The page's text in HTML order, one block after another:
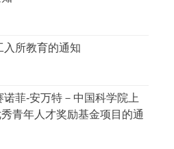
入所教育的通知
菲-安万特－中国科学院上
青年人才奖励基金项目的通